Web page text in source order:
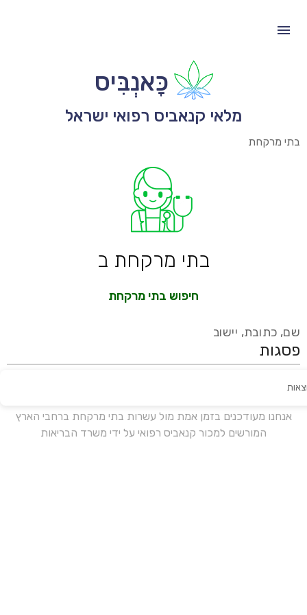
כָּאנְבִּיס
מלאי קנאביס רפואי ישראל
בתי מרקחת
בתי מרקחת ב
חיפוש בתי מרקחת
שם, כתובת, יישוב
אנחנו מעודכנים בזמן אמת מול עשרות בתי מרקחת ברחבי הארץ
המורשים למכור קנאביס רפואי על ידי משרד הבריאות